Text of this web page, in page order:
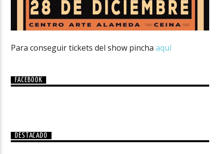
Para conseguir tickets del show pincha aquí
FACEBOOK
DESTACADO